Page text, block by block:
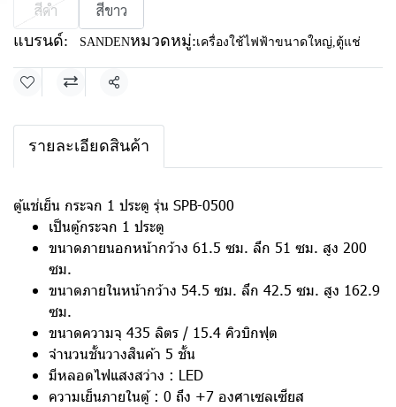
สีดำ สีขาว
แบรนด์: SANDENหมวดหมู่:เครื่องใช้ไฟฟ้าขนาดใหญ่,ตู้แช่
แชร์
รายละเอียดสินค้า
ตู้แช่เย็น กระจก 1 ประตู รุ่น SPB-0500
เป็นตู้กระจก 1 ประตู
ขนาดภายนอกหน้ากว้าง 61.5 ซม. ลึก 51 ซม. สูง 200
ซม.
ขนาดภายในหน้ากว้าง 54.5 ซม. ลึก 42.5 ซม. สูง 162.9
ซม.
ขนาดความจุ 435 ลิตร / 15.4 คิวบิกฟุต
จำนวนชั้นวางสินค้า 5 ชั้น
มีหลอดไฟแสงสว่าง : LED
ความเย็นภายในตู้ : 0 ถึง +7 องศาเซลเซียส